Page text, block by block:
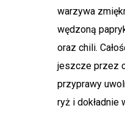
warzywa
wędzoną
oraz chili.
jeszcze przez
przyprawy
ryż i dokładnie